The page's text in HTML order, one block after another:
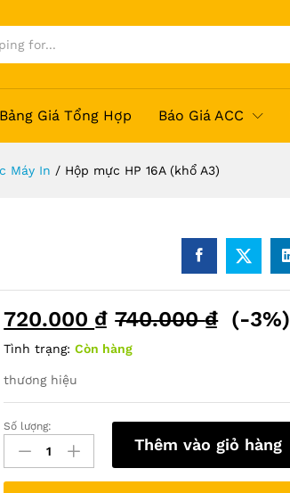
Bảng Giá Tổng Hợp Báo Giá ACC
Máy In / Hộp mực HP 16A (khổ A3)
720.000 ₫ 740.000₫ (-3%)
Tình trạng: Còn hàng
thương hiệu
Hộp
mực
HP
Số lượng:
Thêm vào giỏ hàng